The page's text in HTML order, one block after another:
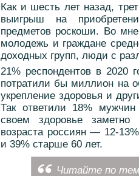
Как и шесть лет назад,
выигрыш на
предметов роскоши. Во
молодежь и граждане
доходных групп, люди с
21% респондентов в 2020
потратили бы миллион на
укрепление здоровья и
Так ответили 18%
своем здоровье заметно
возраста россиян — 12-
и 39% старше 60 лет.
Читайте по